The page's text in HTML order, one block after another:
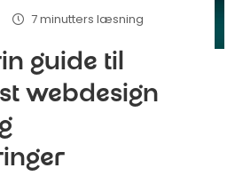
7 minutters læsning
guide til
webdesign